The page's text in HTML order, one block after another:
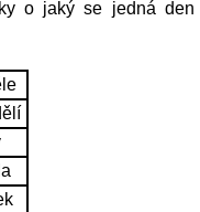
o jaký se jedná den